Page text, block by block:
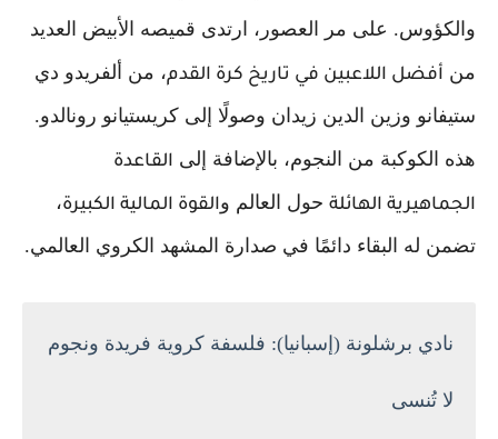
والكؤوس. على مر العصور، ارتدى قميصه الأبيض العديد
من أفضل اللاعبين في تاريخ كرة القدم، من ألفريدو دي
ستيفانو وزين الدين زيدان وصولًا إلى كريستيانو رونالدو.
هذه الكوكبة من النجوم، بالإضافة إلى القاعدة
الجماهيرية الهائلة حول العالم والقوة المالية الكبيرة،
تضمن له البقاء دائمًا في صدارة المشهد الكروي العالمي.
نادي برشلونة (إسبانيا): فلسفة كروية فريدة ونجوم
لا تُنسى